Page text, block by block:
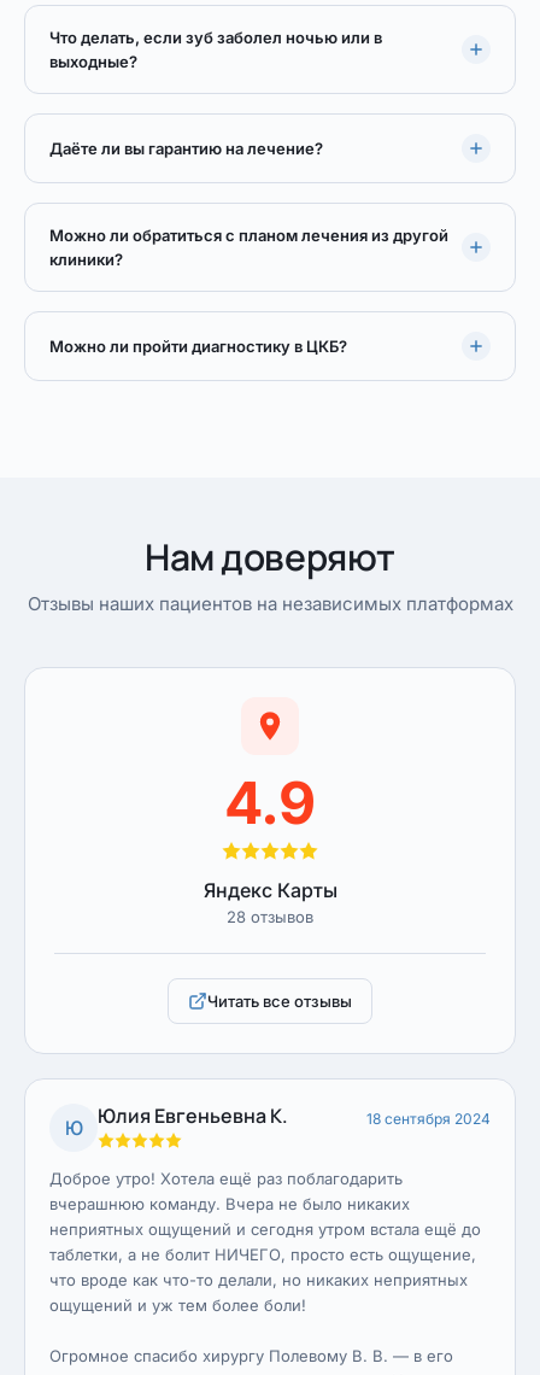
Что делать, если зуб заболел ночью или в
выходные?
Даёте ли вы гарантию на лечение?
Можно ли обратиться с планом лечения из другой
клиники?
Можно ли пройти диагностику в ЦКБ?
Нам доверяют
Отзывы наших пациентов на независимых платформах
4.9
Яндекс Карты
28 отзывов
Читать все отзывы
Ю Юлия Евгеньевна К. 18 сентября 2024
Доброе утро! Хотела ещё раз поблагодарить
вчерашнюю команду. Вчера не было никаких
неприятных ощущений и сегодня утром встала ещё до
таблетки, а не болит НИЧЕГО, просто есть ощущение,
что вроде как что-то делали, но никаких неприятных
ощущений и уж тем более боли!
Огромное спасибо хирургу Полевому В. В. — в его